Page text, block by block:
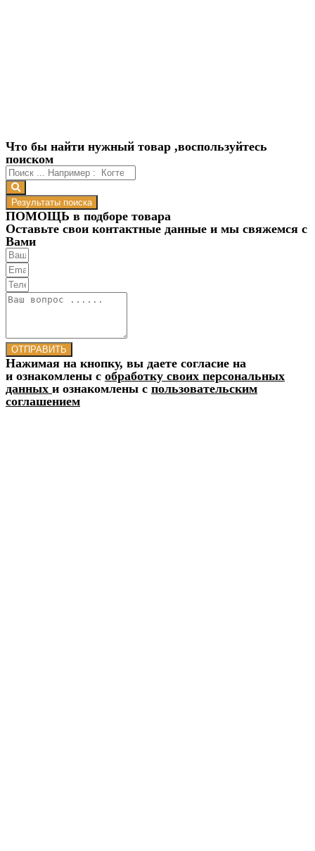
Что бы найти нужный товар ,воспользуйтесь
поиском
Результаты поиска
ПОМОЩЬ в подборе товара
Оставьте свои контактные данные и мы свяжемся с
Вами
ОТПРАВИТЬ
Нажимая на кнопку, вы даете согласие на
и ознакомлены с обработку своих персональных
данных и ознакомлены с пользовательским
соглашением